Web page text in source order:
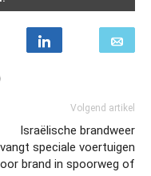
Volgend artikel
Israëlische brandweer
speciale voertuigen
brand in spoorweg of